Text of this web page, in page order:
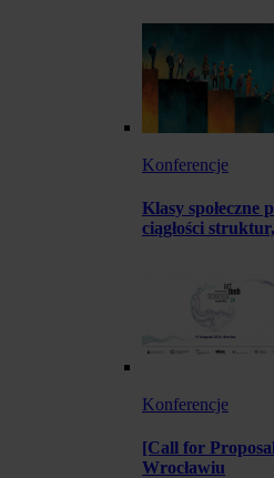
Konferencje
Klasy społeczne
ciągłości
Konferencje
[Call for
Wrocławiu